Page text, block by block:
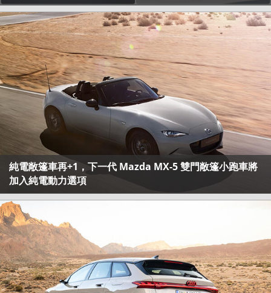
純電敞篷車再+1，下一代 Mazda MX-5 雙門敞篷小跑車將
加入純電動力選項